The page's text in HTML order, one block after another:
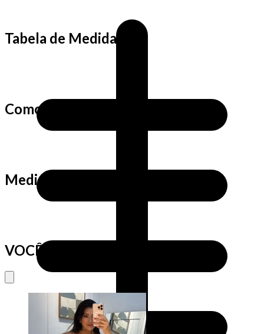
Tabela de Medidas
Como fazemos as medidas?
Medidas da Cris
VOCÊ VAI AMAR TAMBÉM